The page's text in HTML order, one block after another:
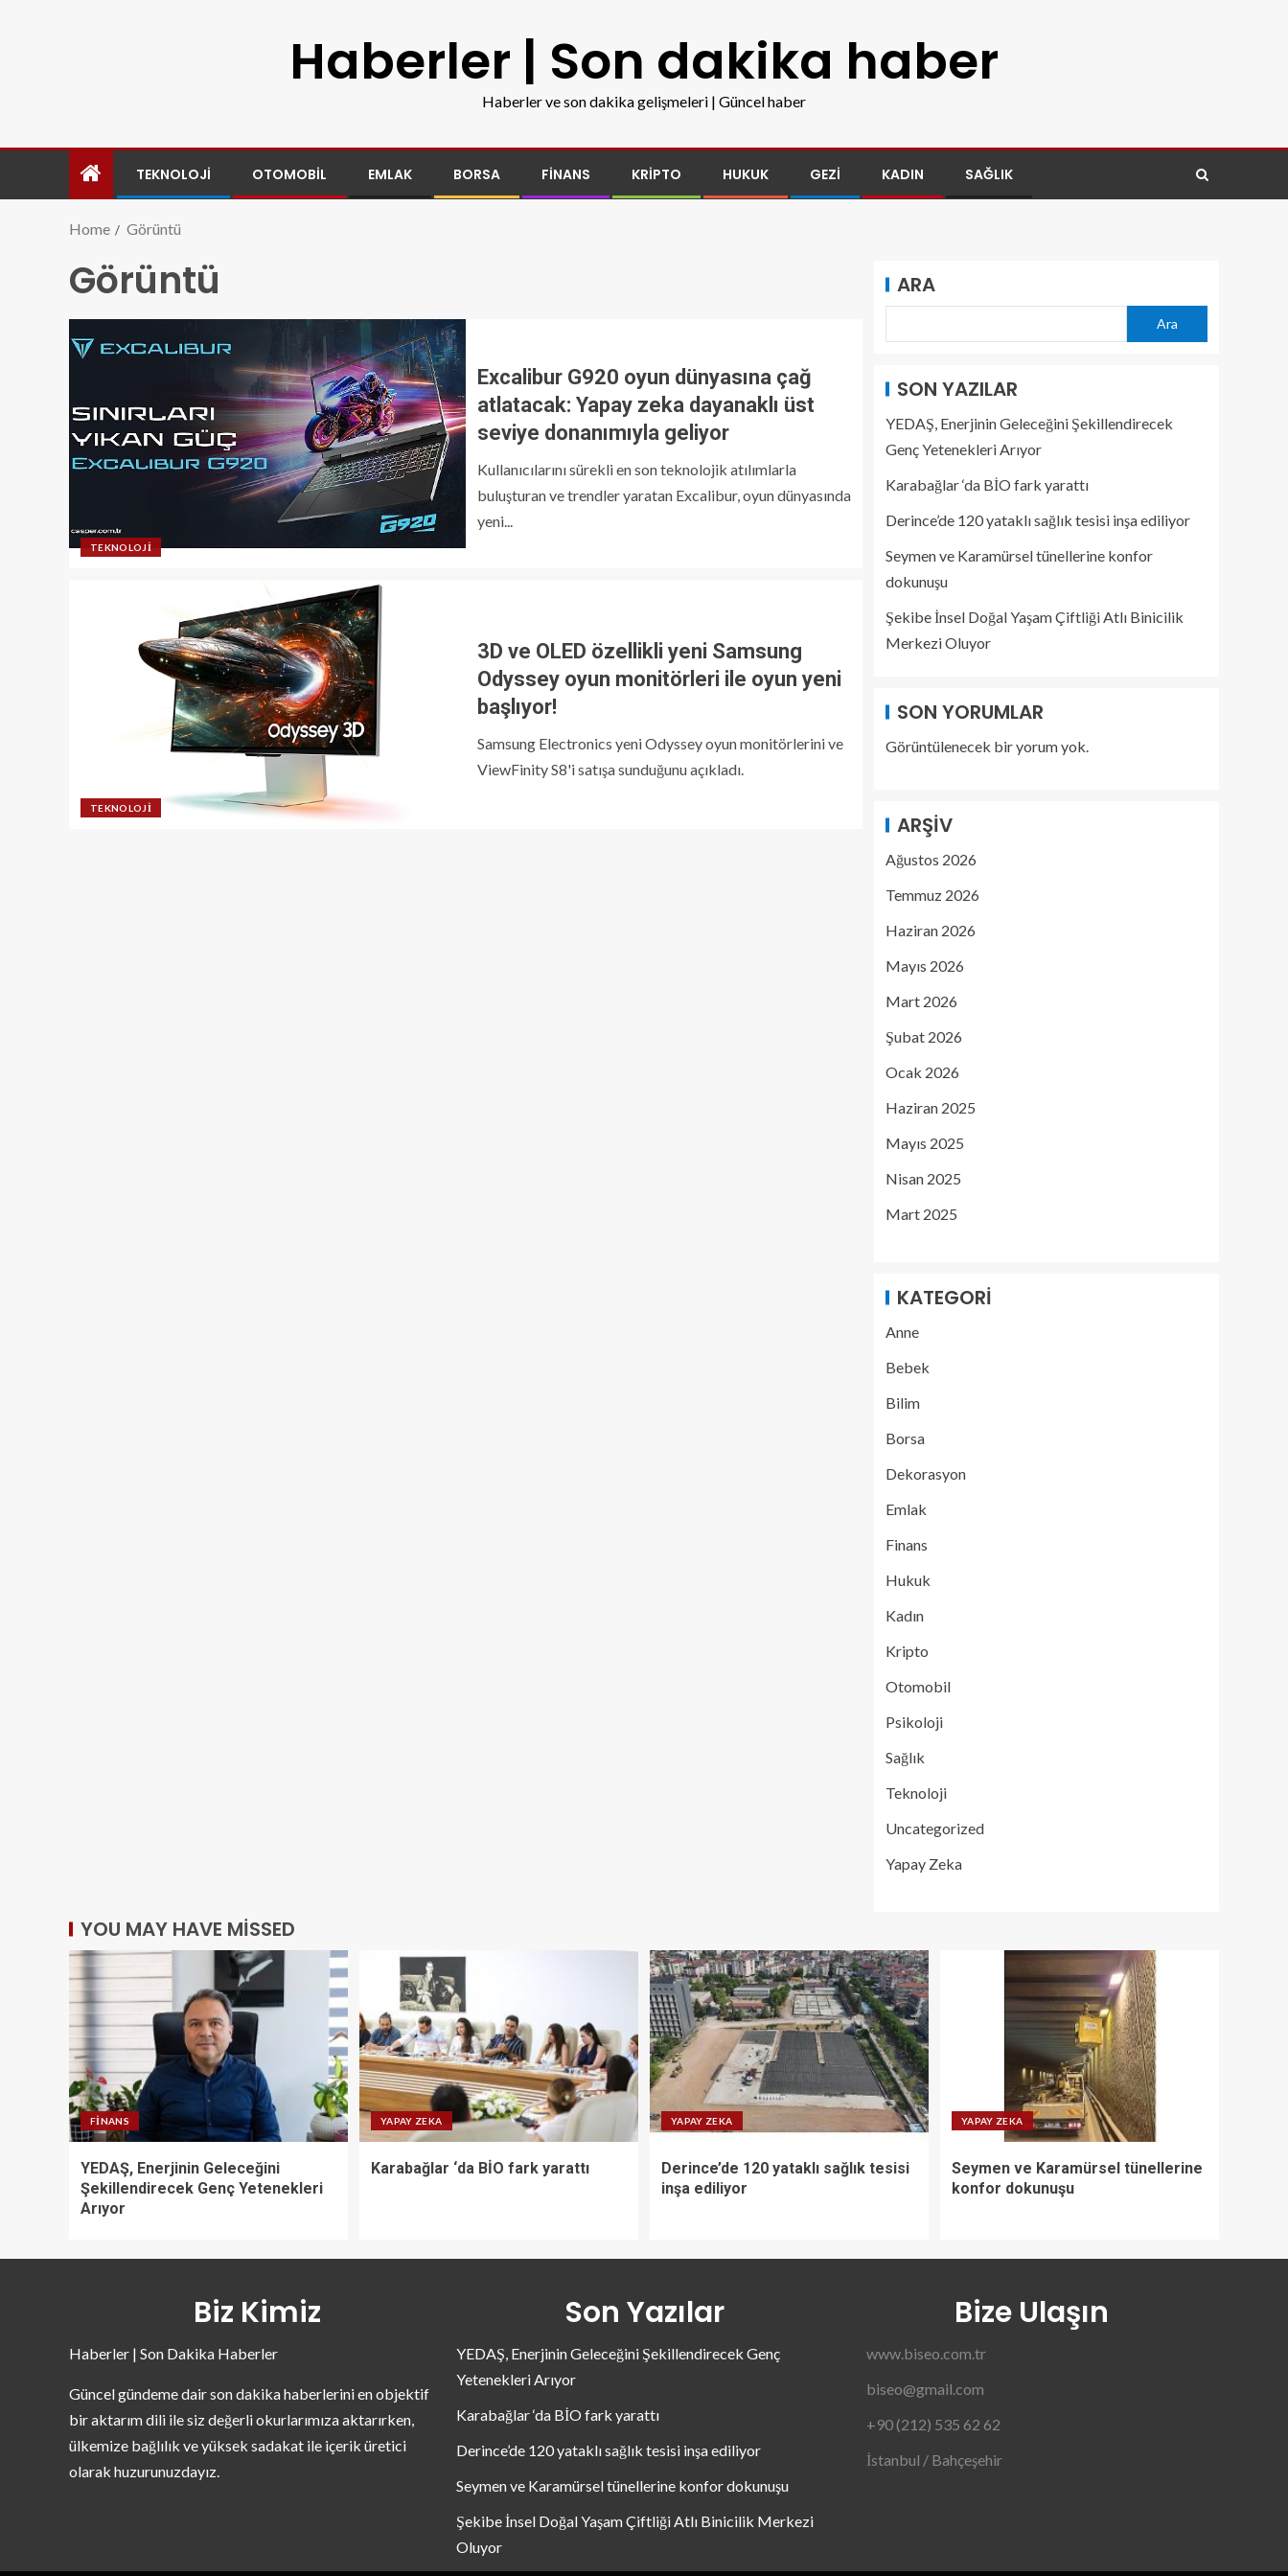
Haberler | Son dakika haber
Haberler ve son dakika gelişmeleri | Güncel haber
TEKNOLOJI OTOMOBIL EMLAK BORSA FINANS KRIPTO HUKUK GEZI KADIN SAĞLIK
Home Görüntü
Görüntü
TEKNOLOJI
Excalibur G920 oyun dünyasına çağ
atlatacak: Yapay zeka dayanaklı üst
seviye donanımıyla geliyor
Kullanıcılarını sürekli en son teknolojik atılımlarla
buluşturan ve trendler yaratan Excalibur, oyun dünyasında
yeni...
TEKNOLOJI
3D ve OLED özellikli yeni Samsung
Odyssey oyun monitörleri ile oyun yeni
başlıyor!
Samsung Electronics yeni Odyssey oyun monitörlerini ve
ViewFinity S8'i satışa sunduğunu açıkladı.
ARA
Ara
SON YAZILAR
YEDAŞ, Enerjinin Geleceğini Şekillendirecek
Genç Yetenekleri Arıyor
Karabağlar ‘da BİO fark yarattı
Derince’de 120 yataklı sağlık tesisi inşa ediliyor
Seymen ve Karamürsel tünellerine konfor
dokunuşu
Şekibe İnsel Doğal Yaşam Çiftliği Atlı Binicilik
Merkezi Oluyor
SON YORUMLAR
Görüntülenecek bir yorum yok.
ARŞIV
Ağustos 2026
Temmuz 2026
Haziran 2026
Mayıs 2026
Mart 2026
Şubat 2026
Ocak 2026
Haziran 2025
Mayıs 2025
Nisan 2025
Mart 2025
KATEGORI
Anne
Bebek
Bilim
Borsa
Dekorasyon
Emlak
Finans
Hukuk
Kadın
Kripto
Otomobil
Psikoloji
Sağlık
Teknoloji
Uncategorized
Yapay Zeka
YOU MAY HAVE MISSED
FINANS
YEDAŞ, Enerjinin Geleceğini
Şekillendirecek Genç Yetenekleri
Arıyor
YAPAY ZEKA
Karabağlar ‘da BİO fark yarattı
YAPAY ZEKA
Derince’de 120 yataklı sağlık tesisi
inşa ediliyor
YAPAY ZEKA
Seymen ve Karamürsel tünellerine
konfor dokunuşu
Biz Kimiz
Haberler | Son Dakika Haberler
Güncel gündeme dair son dakika haberlerini en objektif
bir aktarım dili ile siz değerli okurlarımıza aktarırken,
ülkemize bağlılık ve yüksek sadakat ile içerik üretici
olarak huzurunuzdayız.
Son Yazılar
YEDAŞ, Enerjinin Geleceğini Şekillendirecek Genç
Yetenekleri Arıyor
Karabağlar ‘da BİO fark yarattı
Derince’de 120 yataklı sağlık tesisi inşa ediliyor
Seymen ve Karamürsel tünellerine konfor dokunuşu
Şekibe İnsel Doğal Yaşam Çiftliği Atlı Binicilik Merkezi
Oluyor
Bize Ulaşın
www.biseo.com.tr
biseo@gmail.com
+90 (212) 535 62 62
İstanbul / Bahçeşehir